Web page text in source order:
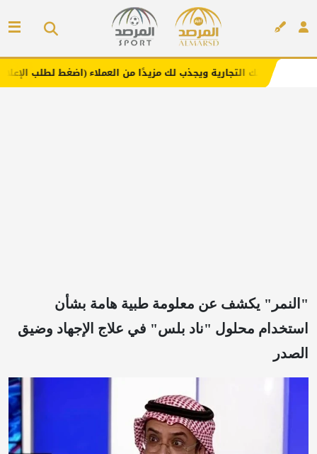
ويجذب لك مزيدًا من العملاء (اضغط لطلب الإعلان)
"النمر" يكشف عن معلومة طبية هامة بشأن
استخدام محلول "ناد بلس" في علاج الإجهاد وضيق
الصدر